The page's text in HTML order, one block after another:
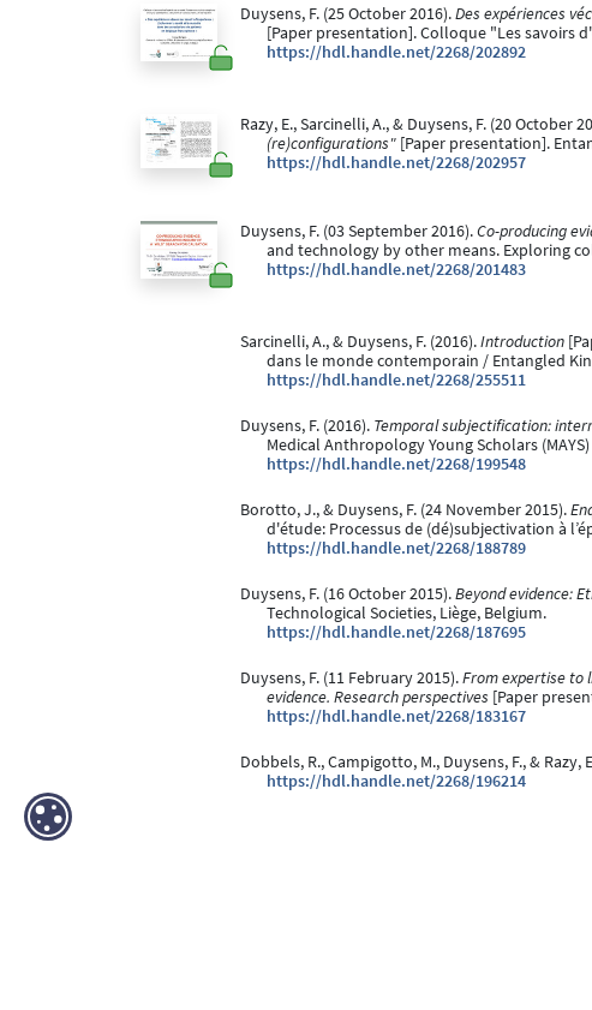
Duysens, F. (25 October 2016).Des expériences
[Paper presentation]. Colloque "Les savoirs
https://hdl.handle.net/2268/202892
Razy, E., Sarcinelli, A., & Duysens, F. (20 October
(re)configurations" [Paper presentation].
https://hdl.handle.net/2268/202957
Duysens, F. (03 September 2016).Co-producing
and technology by other means. Exploring
https://hdl.handle.net/2268/201483
Sarcinelli, A., & Duysens, F. (2016).Introduction
dans le monde contemporain / Entangled
https://hdl.handle.net/2268/255511
Duysens, F. (2016). Temporal subjectification:
Medical Anthropology Young Scholars
https://hdl.handle.net/2268/199548
Borotto, J., & Duysens, F. (24 November 2015).
d'étude: Processus de (dé)subjectivation à
https://hdl.handle.net/2268/188789
Duysens, F. (16 October 2015).Beyond evidence:
Technological Societies, Liège, Belgium.
https://hdl.handle.net/2268/187695
Duysens, F. (11 February 2015).From expertise to
evidence. Research perspectives [Paper
https://hdl.handle.net/2268/183167
Dobbels, R., Campigotto, M., Duysens, F., & Razy,
https://hdl.handle.net/2268/196214